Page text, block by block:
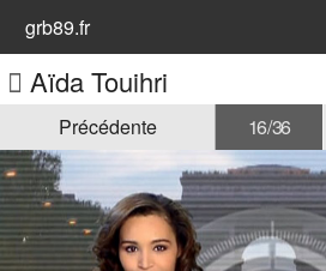
grb89.fr
Accueil
Les Animatrices
Aïda Touihri
Précédente 16 / 36